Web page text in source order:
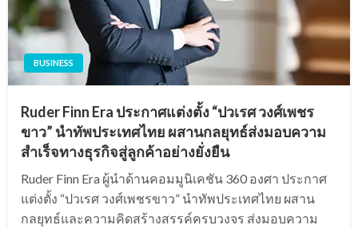
BUSINESS
Ruder Finn Era ประกาศแต่งตั้ง “ปวเรศ วงศ์เพชร
ขาว” นำทัพประเทศไทย ผสานกลยุทธ์ส่งมอบความ
สำเร็จทางธุรกิจสู่ลูกค้าอย่างยั่งยืน
Ruder Finn Era ผู้นำด้านคอมมูนิเคชัน 360 องศา ประกาศ
แต่งตั้ง “ปวเรศ วงศ์เพชรขาว” นำทัพประเทศไทย ผสาน
กลยุทธ์และความคิดสร้างสรรค์ครบวงจร ส่งมอบความ